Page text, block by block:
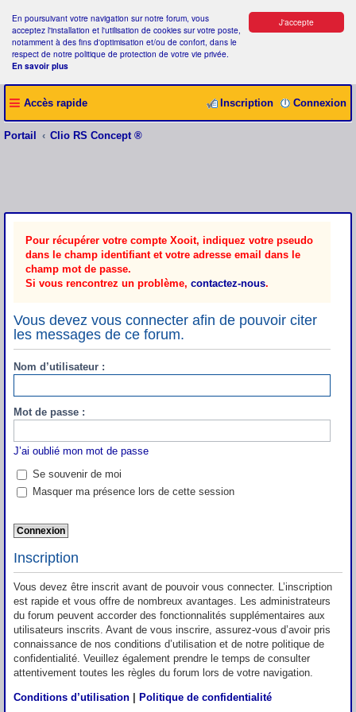
J'accepte
En poursuivant votre navigation sur notre forum, vous
acceptez l'installation et l'utilisation de cookies sur votre poste,
notamment à des fins d'optimisation et/ou de confort, dans le
respect de notre politique de protection de votre vie privée.
En savoir plus
Accès rapide Connexion
Inscription
Portail Clio RS Concept ®
Pour récupérer votre compte Xooit, indiquez votre pseudo
dans le champ identifiant et votre adresse email dans le
champ mot de passe.
Si vous rencontrez un problème, contactez-nous.
Vous devez vous connecter afin de pouvoir citer
les messages de ce forum.
Nom d’utilisateur :
Mot de passe :
J’ai oublié mon mot de passe
Se souvenir de moi
Masquer ma présence lors de cette session
Inscription
Vous devez être inscrit avant de pouvoir vous connecter. L’inscription
est rapide et vous offre de nombreux avantages. Les administrateurs
du forum peuvent accorder des fonctionnalités supplémentaires aux
utilisateurs inscrits. Avant de vous inscrire, assurez-vous d’avoir pris
connaissance de nos conditions d’utilisation et de notre politique de
confidentialité. Veuillez également prendre le temps de consulter
attentivement toutes les règles du forum lors de votre navigation.
Conditions d’utilisation | Politique de confidentialité